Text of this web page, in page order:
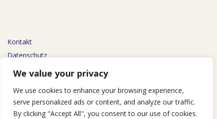
We value your privacy
We use cookies to enhance your browsing experience,
serve personalized ads or content, and analyze our traffic.
By clicking "Accept All", you consent to our use of cookies.
Kontakt
Datenschutz
Impressum